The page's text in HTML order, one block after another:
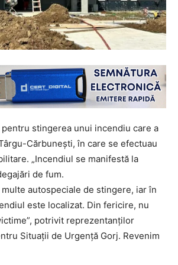
stingerea unui incendiu care a
Cărbunești, în care se efectuau
„Incendiul se manifestă la
de fum.
autospeciale de stingere, iar în
este localizat. Din fericire, nu
potrivit reprezentanților
Situații de Urgență Gorj. Revenim